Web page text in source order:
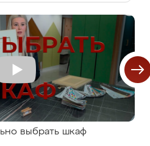
выбрать шкаф